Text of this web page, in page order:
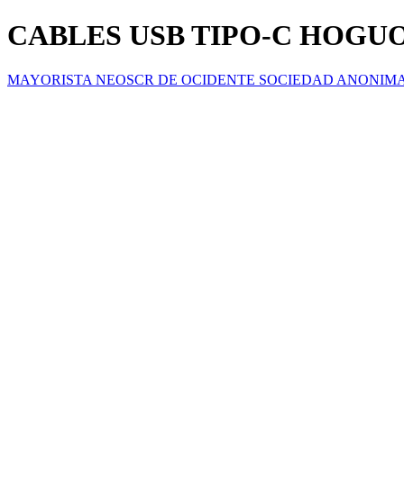
CABLES USB TIPO-C
MAYORISTA NEOSCR DE OCIDENTE SOCIEDAD